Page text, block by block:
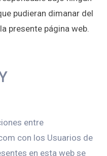
pudieran dimanar del
presente página web.
entre
con los Usuarios de
en esta web se